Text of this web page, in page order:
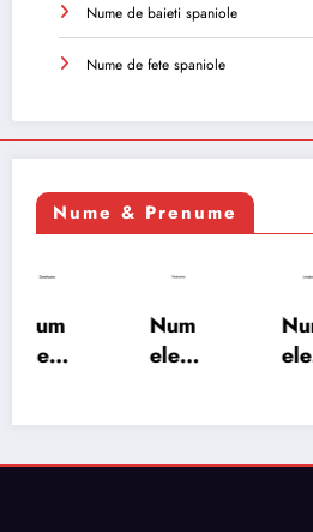
Nume de baieti spaniole
Nume de fete spaniole
Nume & Prenume
Num
ele
semn
Num
ele
semn